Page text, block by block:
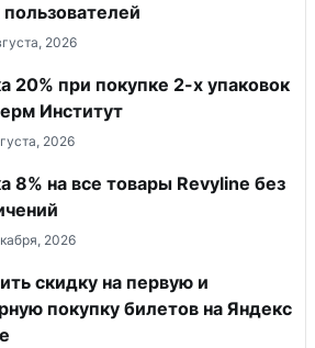
2026
20% при покупке 2-х упаковок
Институт
2026
8% на все товары Revyline без
2026
скидку на первую и
покупку билетов на Яндекс